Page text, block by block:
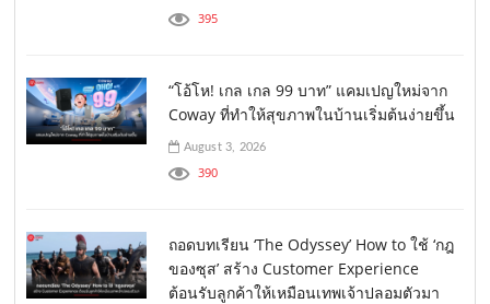
395
“โอ้โห! เกล เกล 99 บาท” แคมเปญใหม่จาก
Coway ที่ทำให้สุขภาพในบ้านเริ่มต้นง่ายขึ้น
August 3, 2026
390
ถอดบทเรียน ‘The Odyssey’ How to ใช้ ‘กฎ
ของซุส’ สร้าง Customer Experience
ต้อนรับลูกค้าให้เหมือนเทพเจ้าปลอมตัวมา